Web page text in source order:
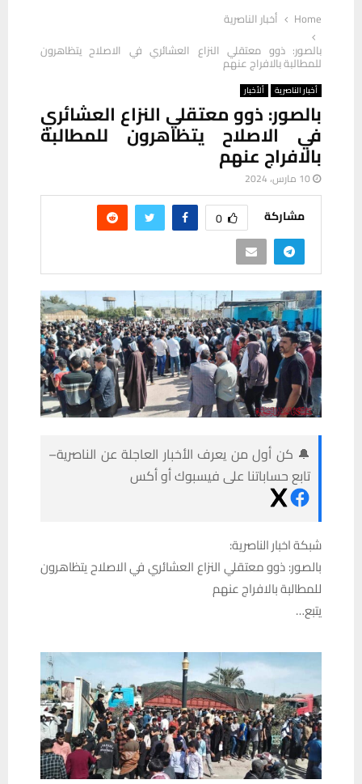
Home
أخبار الناصرية
بالصور: ذوو معتقلي النزاع العشائري في الاصلاح يتظاهرون
للمطالبة بالافراج عنهم
أخبار الناصرية ألأخبار
بالصور: ذوو معتقلي النزاع العشائري
في الاصلاح يتظاهرون للمطالبة
بالافراج عنهم
10 مارس، 2024
مشاركة 0
🔔 كن أول من يعرف الأخبار العاجلة عن الناصرية–
تابع حساباتنا على فيسبوك أو أكس
شبكة اخبار الناصرية:
بالصور: ذوو معتقلي النزاع العشائري في الاصلاح يتظاهرون
للمطالبة بالافراج عنهم
يتبع…